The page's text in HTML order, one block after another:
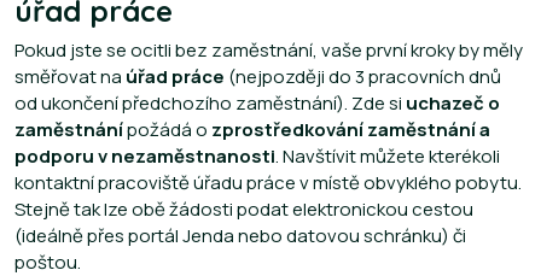
úřad práce
Pokud jste se ocitli bez zaměstnání, vaše první kroky by měly
směřovat na úřad práce (nejpozději do 3 pracovních dnů
od ukončení předchozího zaměstnání). Zde si uchazeč o
zaměstnánípožádá o zprostředkování zaměstnání a
podporu v nezaměstnanosti. Navštívit můžete kterékoli
kontaktní pracoviště úřadu práce v místě obvyklého pobytu.
Stejně tak lze obě žádosti podat elektronickou cestou
(ideálně přes portál Jenda nebo datovou schránku) či
poštou.